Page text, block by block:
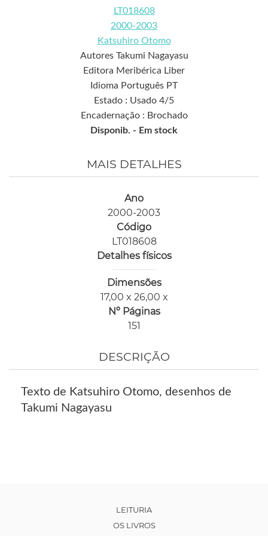
LT018608
2000-2003
Katsuhiro Otomo
Autores Takumi Nagayasu
Editora Meribérica Liber
Idioma Português PT
Estado : Usado 4/5
Encadernação : Brochado
Disponib. - Em stock
MAIS DETALHES
Ano
2000-2003
Código
LT018608
Detalhes físicos
Dimensões
17,00 x 26,00 x
Nº Páginas
151
DESCRIÇÃO
Texto de Katsuhiro Otomo, desenhos de
Takumi Nagayasu
LEITURIA
OS LIVROS